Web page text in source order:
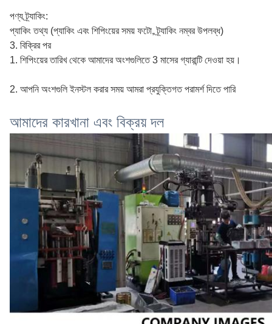
পণ্য ট্র্যাকিং:
প্যাকিং তথ্য (প্যাকিং এবং শিপিংয়ের সময় ফটো, ট্র্যাকিং নম্বর উপলব্ধ)
3. বিক্রির পর
1. শিপিংয়ের তারিখ থেকে আমাদের অংশগুলিতে 3 মাসের গ্যারান্টি দেওয়া হয়।
2. আপনি অংশগুলি ইনস্টল করার সময় আমরা প্রযুক্তিগত পরামর্শ দিতে পারি
আমাদের কারখানা এবং বিক্রয় দল